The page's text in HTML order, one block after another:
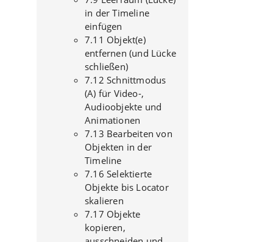
in der Timeline
einfügen
7.11 Objekt(e)
entfernen (und Lücke
schließen)
7.12 Schnittmodus
(A) für Video-,
Audioobjekte und
Animationen
7.13 Bearbeiten von
Objekten in der
Timeline
7.16 Selektierte
Objekte bis Locator
skalieren
7.17 Objekte
kopieren,